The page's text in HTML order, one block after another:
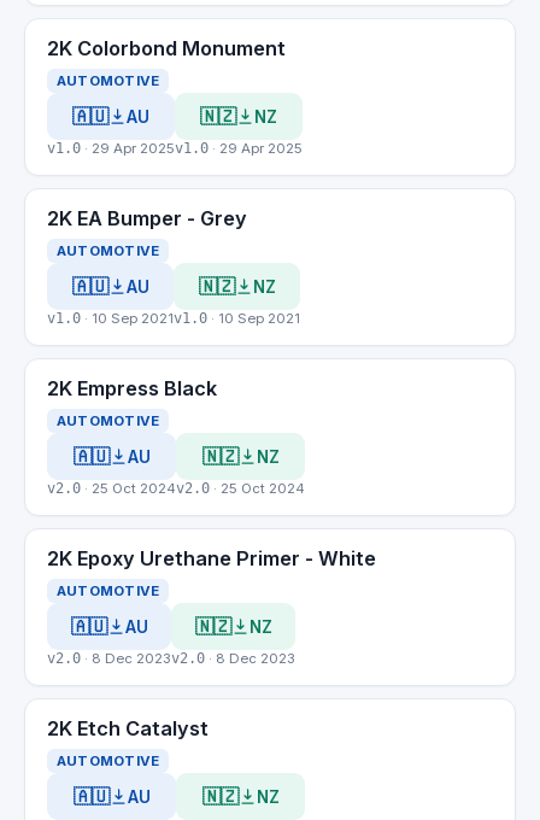
2K Colorbond Monument
AUTOMOTIVE
🇦🇺 AU
v1.0 · 29 Apr 2025
🇳🇿 NZ
v1.0 · 29 Apr 2025
2K EA Bumper - Grey
AUTOMOTIVE
🇦🇺 AU
v1.0 · 10 Sep 2021
🇳🇿 NZ
v1.0 · 10 Sep 2021
2K Empress Black
AUTOMOTIVE
🇦🇺 AU
v2.0 · 25 Oct 2024
🇳🇿 NZ
v2.0 · 25 Oct 2024
2K Epoxy Urethane Primer - White
AUTOMOTIVE
🇦🇺 AU
v2.0 · 8 Dec 2023
🇳🇿 NZ
v2.0 · 8 Dec 2023
2K Etch Catalyst
AUTOMOTIVE
🇦🇺 AU 🇳🇿 NZ